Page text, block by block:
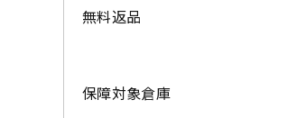
無料返品
保障対象倉庫